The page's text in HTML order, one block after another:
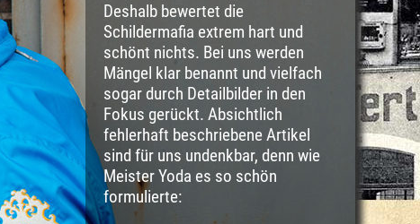
Deshalb bewertet die
Schildermafia extrem hart und
schönt nichts. Bei uns werden
Mängel klar benannt und vielfach
sogar durch Detailbilder in den
Fokus gerückt. Absichtlich
fehlerhaft beschriebene Artikel
sind für uns undenkbar, denn wie
Meister Yoda es so schön
formulierte: